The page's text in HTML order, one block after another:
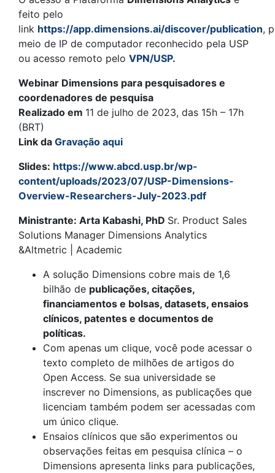
feito pelo
link https://app.dimensions.ai/discover/publication,
meio de IP de computador reconhecido pela USP
ou acesso remoto pelo VPN/USP.
Webinar Dimensions para pesquisadores e
coordenadores de pesquisa
Realizado em 11 de julho de 2023, das 15h – 17h
(BRT)
Link da Gravação aqui
Slides: https://www.abcd.usp.br/wp-
content/uploads/2023/07/USP-Dimensions-
Overview-Researchers-July-2023.pdf
Ministrante: Arta Kabashi, PhD Sr. Product Sales
Solutions Manager Dimensions Analytics
&Altmetric | Academic
A solução Dimensions cobre mais de 1,6
bilhão de publicações, citações,
financiamentos e bolsas, datasets, ensaios
clínicos, patentes e documentos de
políticas.
Com apenas um clique, você pode acessar o
texto completo de milhões de artigos do
Open Access. Se sua universidade se
inscrever no Dimensions, as publicações que
licenciam também podem ser acessadas com
um único clique.
Ensaios clínicos que são experimentos ou
observações feitas em pesquisa clínica – o
Dimensions apresenta links para publicações,